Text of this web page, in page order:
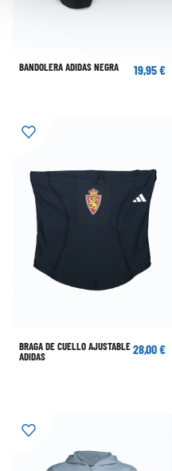
BANDOLERA ADIDAS NEGRA 19,95 €
BRAGA DE CUELLO AJUSTABLE
ADIDAS
28,00 €